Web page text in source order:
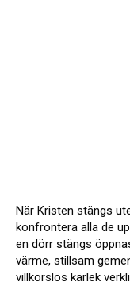
När Kristen stängs
konfrontera alla de
en dörr stängs
värme, stillsam
villkorslös kärlek